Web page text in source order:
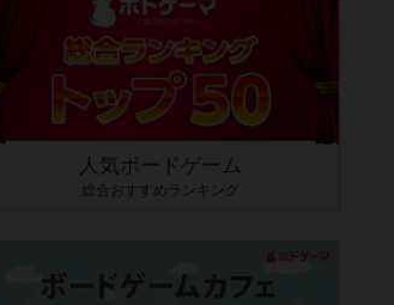
人気ボードゲーム
総合おすすめランキング